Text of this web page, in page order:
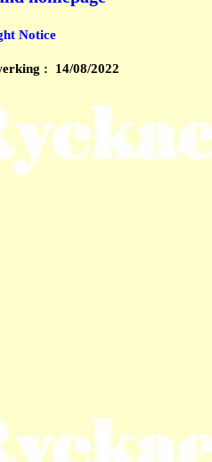
Notice
: 14/08/2022